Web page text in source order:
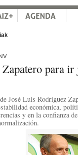
para
José Luis Rodríguez
económica,
y en la confianza